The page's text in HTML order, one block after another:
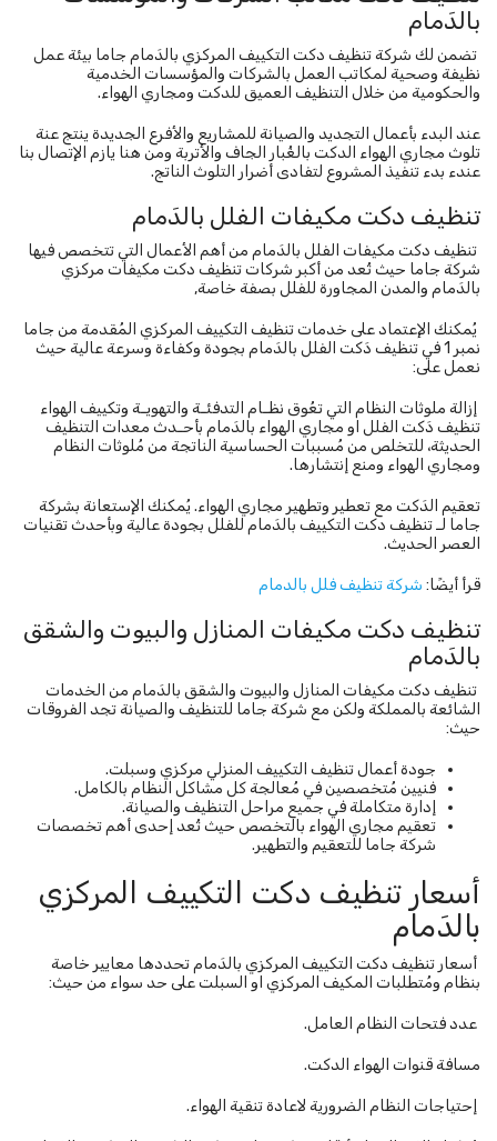
بالدَمام
تضمن لك شركة تنظيف دكت التكييف المركزي بالدَمام جاما بيئة عمل
نظيفة وصحية لمكاتب العمل بالشركات والمؤسسات الخدمية
والحكومية من خلال التنظيف العميق للدكت ومجاري الهواء.
عند البدء بأعمال التجديد والصيانة للمشاريع والأفرع الجديدة ينتج عنة
تلوث مجاري الهواء الدكت بالغُبار الجاف والأتربة ومن هنا يازم الإتصال بنا
عندء بدء تنفيذ المشروع لتفادى أضرار التلوث الناتج.
تنظيف دكت مكيفات الفلل بالدَمام
تنظيف دكت مكيفات الفلل بالدَمام من أهم الأعمال التي تتخصص فيها
شركة جاما حيث تُعد من أكبر شركات تنظيف دكت مكيفات مركزي
بالدَمام والمدن المجاورة للفلل بصفة خاصة,
يُمكنك الإعتماد على خدمات تنظيف التكييف المركزي المُقدمة من جاما
نمبر 1 في تنظيف دَكت الفلل بالدَمام بجودة وكفاءة وسرعة عالية حيث
نعمل على:
إزالة ملوثات النظام التي تعُوق نظـام التدفئـة والتهويـة وتكييف الهواء
تنظيف دَكت الفلل او مجاري الهواء بالدَمام بأحـدث معدات التنظيف
الحديثة، للتخلص من مُسببات الحساسية الناتجة من مُلوثات النظام
ومجاري الهواء ومنع إنتشارها.
تعقيم الدَكت مع تعطير وتطهير مجاري الهواء. يُمكنك الإستعانة بشركة
جاما لـ تنظيف دكت التكييف بالدَمام للفلل بجودة عالية وبأحدث تقنيات
العصر الحديث.
قرأ أيضًا: شركة تنظيف فلل بالدمام
تنظيف دكت مكيفات المنازل والبيوت والشقق
بالدَمام
تنظيف دكت مكيفات المنازل والبيوت والشقق بالدَمام من الخدمات
الشائعة بالمملكة ولكن مع شركة جاما للتنظيف والصيانة تجد الفروقات
حيث:
جودة أعمال تنظيف التكييف المنزلي مركزي وسبلت.
فنيين مُتخصصين في مُعالجة كل مشاكل النظام بالكامل.
إدارة متكاملة في جميع مراحل التنظيف والصيانة.
تعقيم مجاري الهواء بالتخصص حيث تُعد إحدى أهم تخصصات
شركة جاما للتعقيم والتطهير.
أسعار تنظيف دكت التكييف المركزي
بالدَمام
أسعار تنظيف دكت التكييف المركزي بالدَمام تحددها معايير خاصة
بنظام ومُتطلبات المكيف المركزي او السبلت على حد سواء من حيث:
عدد فتحات النظام العامل.
مسافة قنوات الهواء الدكت.
إحتياجات النظام الضرورية لاعادة تنقية الهواء.